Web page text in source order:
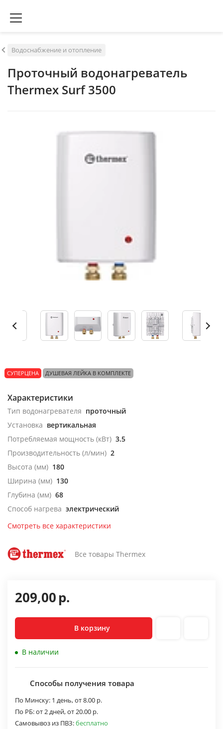
Водоснабжение и отопление
Проточный водонагреватель
Thermex Surf 3500
СУПЕРЦЕНА ДУШЕВАЯ ЛЕЙКА В КОМПЛЕКТЕ
Характеристики
Тип водонагревателя проточный
Установка вертикальная
Потребляемая мощность (кВт) 3.5
Производительность (л/мин) 2
Высота (мм) 180
Ширина (мм) 130
Глубина (мм) 68
Способ нагрева электрический
Смотреть все характеристики
Все товары Thermex
209,00р.
В корзину
В наличии
Способы получения товара
По Минску: 1 день,от 8.00 р.
По РБ:от 2 дней,от 20.00 р.
Самовывоз из ПВЗ:бесплатно